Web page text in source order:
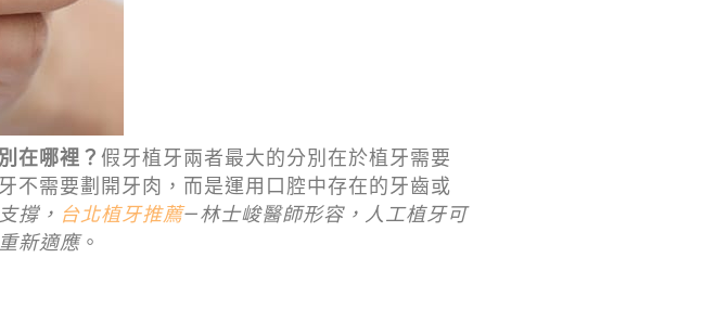
在哪裡？ 假牙植牙兩者最大的分別在於植牙需要
不需要劃開牙肉，而是運用口腔中存在的牙齒或
撐， 台北植牙推薦—林士峻醫師形容，人工植牙可
新適應。